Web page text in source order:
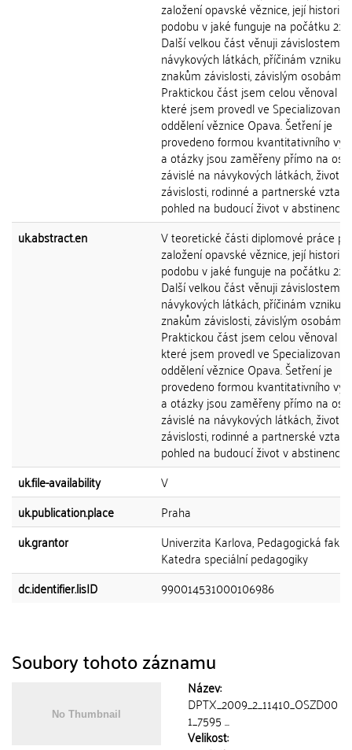
založení opavské věznice, její historii a
podobu v jaké funguje na počátku 21.
Další velkou část věnuji závislostem
návykových látkách, příčinám vzniku,
znakům závislosti, závislým osobám
Praktickou část jsem celou věnoval
které jsem provedl ve
oddělení věznice Opava. Šetření je
provedeno formou kvantitativního
a otázky jsou zaměřeny přímo na
závislé na návykových látkách, život v
závislosti, rodinné a partnerské
pohled na budoucí život v abstinenci.
uk.abstract.en
V teoretické části diplomové práce
založení opavské věznice, její historii a
podobu v jaké funguje na počátku 21.
Další velkou část věnuji závislostem
návykových látkách, příčinám vzniku,
znakům závislosti, závislým osobám
Praktickou část jsem celou věnoval
které jsem provedl ve
oddělení věznice Opava. Šetření je
provedeno formou kvantitativního
a otázky jsou zaměřeny přímo na
závislé na návykových látkách, život v
závislosti, rodinné a partnerské
pohled na budoucí život v abstinenci.
uk.file-availability
V
uk.publication.place
Praha
uk.grantor
Univerzita Karlova, Pedagogická
Katedra speciální pedagogiky
dc.identifier.lisID
990014531000106986
Soubory tohoto záznamu
Název:
DPTX_2009_2_11410_OSZD00
1_7595 ...
Velikost: